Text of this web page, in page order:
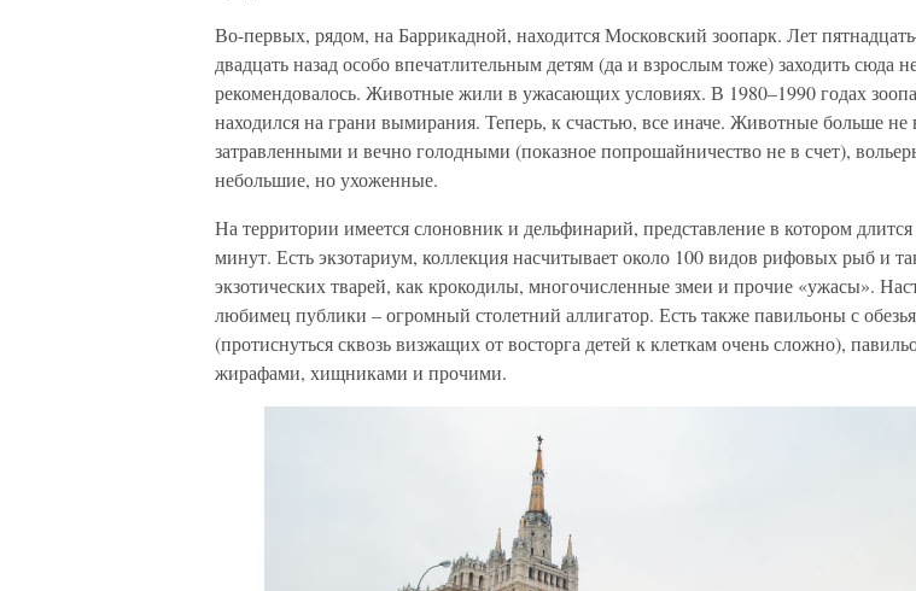
Во-первых, рядом, на Баррикадной, находится Московский зоопарк. Лет
двадцать назад особо впечатлительным детям (да и взрослым тоже) заходить сюда
рекомендовалось. Животные жили в ужасающих условиях. В 1980–1990 годах
находился на грани вымирания. Теперь, к счастью, все иначе. Животные больше не
затравленными и вечно голодными (показное попрошайничество не в счет),
небольшие, но ухоженные.
На территории имеется слоновник и дельфинарий, представление в котором
минут. Есть экзотариум, коллекция насчитывает около 100 видов рифовых рыб и
экзотических тварей, как крокодилы, многочисленные змеи и прочие «ужасы».
любимец публики – огромный столетний аллигатор. Есть также павильоны с
(протиснуться сквозь визжащих от восторга детей к клеткам очень сложно),
жирафами, хищниками и прочими.